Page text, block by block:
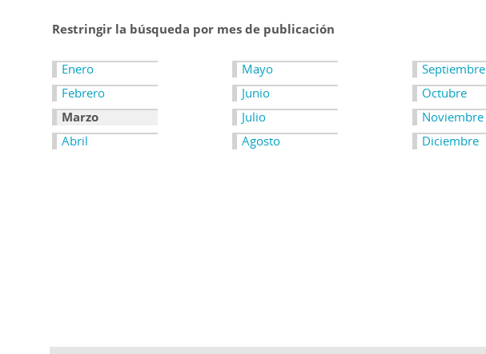
Restringir la búsqueda por mes de publicación
Enero
Febrero
Marzo
Abril
Mayo
Junio
Julio
Agosto
Septiembre
Octubre
Noviembre
Diciembre